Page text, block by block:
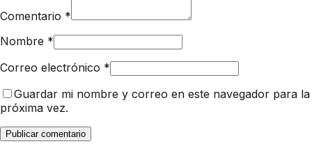
Comentario *
Nombre *
Correo electrónico *
Guardar mi nombre y correo en este navegador para la
próxima vez.